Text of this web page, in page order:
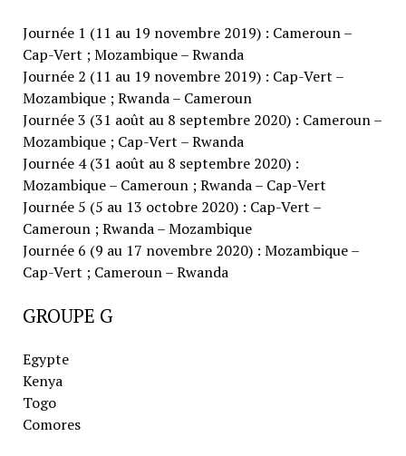
Journée 1 (11 au 19 novembre 2019) : Cameroun –
Cap-Vert ; Mozambique – Rwanda
Journée 2 (11 au 19 novembre 2019) : Cap-Vert –
Mozambique ; Rwanda – Cameroun
Journée 3 (31 août au 8 septembre 2020) : Cameroun –
Mozambique ; Cap-Vert – Rwanda
Journée 4 (31 août au 8 septembre 2020) :
Mozambique – Cameroun ; Rwanda – Cap-Vert
Journée 5 (5 au 13 octobre 2020) : Cap-Vert –
Cameroun ; Rwanda – Mozambique
Journée 6 (9 au 17 novembre 2020) : Mozambique –
Cap-Vert ; Cameroun – Rwanda
GROUPE G
Egypte
Kenya
Togo
Comores